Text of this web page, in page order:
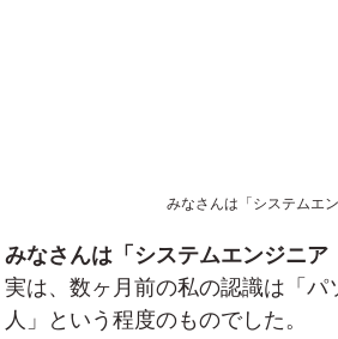
みなさんは「システムエ
みなさんは「システムエンジニ
実は、数ヶ月前の私の認識は「
人」という程度のものでした。